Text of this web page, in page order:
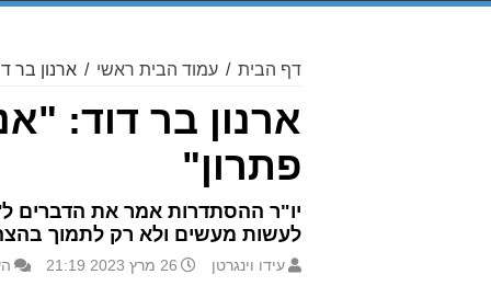
דף הבית / עמוד הבית ראשי / ארנון בר
ארנון בר דוד:
פתרון"
יו"ר ההסתדרות אמר את הדברים
לעשות מעשים ולא רק לתמוך
עידו וינגרטן 26 מרץ 2023 21:19